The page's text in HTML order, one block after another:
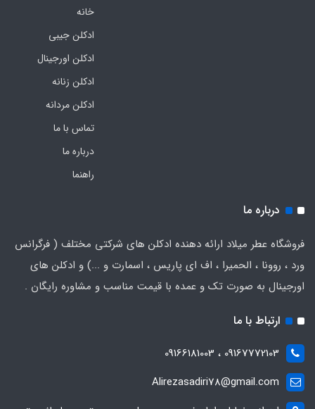
خانه
ادکلن جیبی
ادکلن اورجینال
ادکلن زنانه
ادکلن مردانه
تماس با ما
درباره ما
راهنما
درباره ما
فروشگاه عطر میلاد ارائه دهنده ادکلن های شرکتی مختلف ( فرگرانس
ورد ، روونا ، الحمیرا ، اف ای پاریس ، اسمارت و ...) و ادکلن های
اورجینال به صورت تک و عمده با قیمت مناسب و مشاوره رایگان .
ارتباط با ما
09167772103 ، 09166181003
Alirezasadiri78@gmail.com